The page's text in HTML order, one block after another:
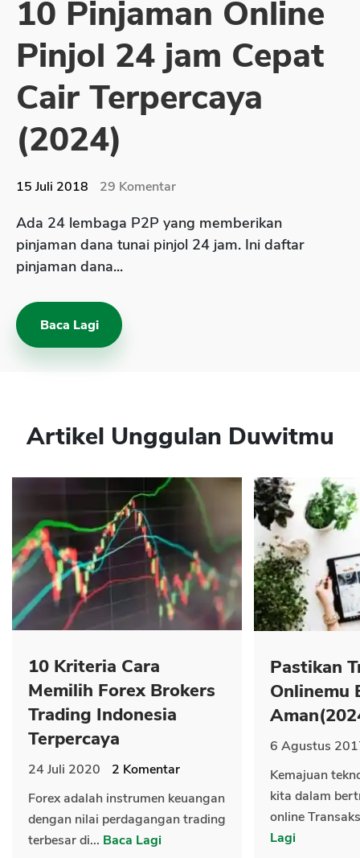
Sekuritas Saham
Bank Digital
Crypto
Assets Crypto
Exchange
Asuransi Kesehatan
Asuransi Syariah
10 Pinjaman Online
Pinjol 24 jam Cepat
Cair Terpercaya
(2024)
15 Juli 2018 29 Komentar
Ada 24 lembaga P2P yang memberikan
pinjaman dana tunai pinjol 24 jam. Ini daftar
pinjaman dana...
Baca Lagi
Artikel Unggulan Duwitmu
10 Kriteria Cara
Memilih Forex Brokers
Trading Indonesia
Terpercaya
24 Juli 2020 2 Komentar
Forex adalah instrumen keuangan
dengan nilai perdagangan trading
terbesar di... Baca Lagi
Pastikan
Onlinemu
6 Agustus
Kemajuan
kita dalam
online
Lagi